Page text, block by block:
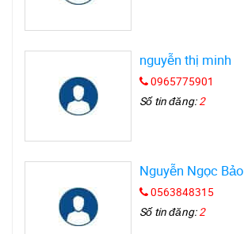
nguyễn thị minh
0965775901
Số tin đăng:2
Nguyễn Ngọc Bảo
0563848315
Số tin đăng:2